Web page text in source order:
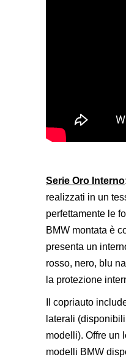
Serie Oro Interno
realizzati in un
perfettamente le
BMW montata è
presenta un
rosso, nero, blu
la protezione
Il copriauto
laterali
modelli). Offre un
modelli BMW